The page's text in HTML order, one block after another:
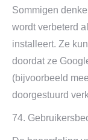
Sommigen
wordt verbeterd
installeert. Ze
doordat ze
(bijvoorbeeld
doorgestuurd
74.